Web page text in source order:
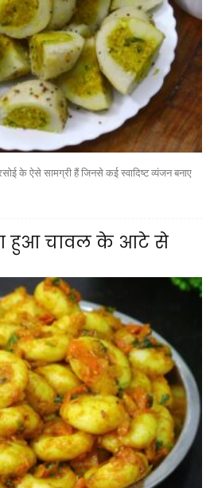
के ऐसे सामग्री हैं जिनसे कई स्वादिष्ट व्यंजन बनाए
हुआ चावल के आटे से